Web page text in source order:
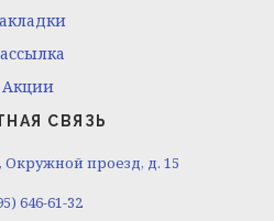
Акции
СВЯЗЬ
Окружной проезд, д. 15
646-61-32